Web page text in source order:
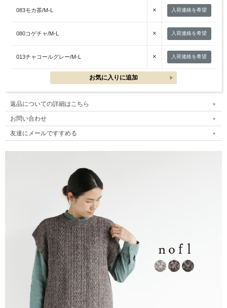
083モカ茶/M-L × 入荷連絡を希望
080コゲチャ/M-L × 入荷連絡を希望
013チャコールグレー/M-L × 入荷連絡を希望
返品についての詳細はこちら
お問い合わせ
友達にメールですすめる